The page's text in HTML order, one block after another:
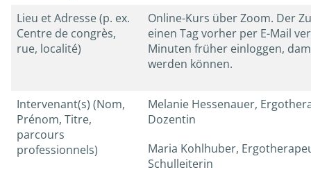
Lieu et Adresse (p. ex.
Centre de congrès,
rue, localité)
Online-Kurs über Zoom. Der
einen Tag vorher per E-Mail
Minuten früher einloggen,
werden können.
Intervenant(s) (Nom,
Prénom, Titre,
parcours
professionnels)
Melanie Hessenauer,
Dozentin
Maria Kohlhuber,
Schulleiterin